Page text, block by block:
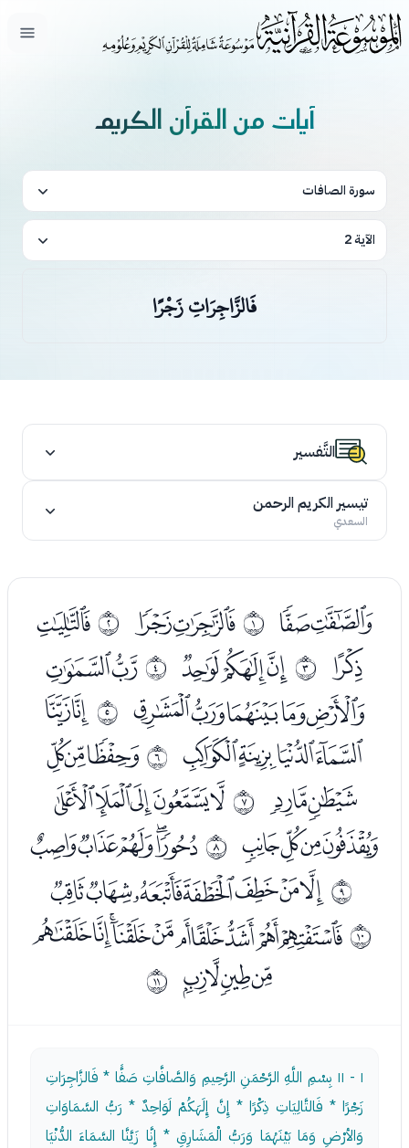
فتح
آيات من القرآن الكريم
سورة الصافات
الآية 2
فَالزَّاجِرَاتِ زَجْرًا
التَّفسير
تيسير الكريم الرحمن
السعدي
ﭑﭒ ﰀﭔﭕ ﰁﭗ
ﭘ ﰂﭚﭛﭜ ﰃﭞﭟ
ﭠﭡﭢﭣﭤ ﰄﭦﭧ
ﭨﭩﭪﭫ ﰅﭭﭮﭯ
ﭰﭱ ﰆﭳﭴﭵﭶﭷ
ﭸﭹﭺﭻ ﰇﭽﭾﭿﮀﮁ
ﰈﮃﮄﮅﮆﮇﮈﮉ
ﰉﮋﮌﮍﮎﮏﮐﮑﮒﮓﮔ
ﮕﮖﮗ ﰊ
١ - ١١
بِسْمِ اللَّهِ الرَّحْمَنِ الرَّحِيمِ وَالصَّافَّاتِ صَفًّا * فَالزَّاجِرَاتِ
زَجْرًا * فَالتَّالِيَاتِ ذِكْرًا * إِنَّ إِلَهَكُمْ لَوَاحِدٌ * رَبُّ السَّمَاوَاتِ
وَالأرْضِ وَمَا بَيْنَهُمَا وَرَبُّ الْمَشَارِقِ * إِنَّا زَيَّنَّا السَّمَاءَ الدُّنْيَا